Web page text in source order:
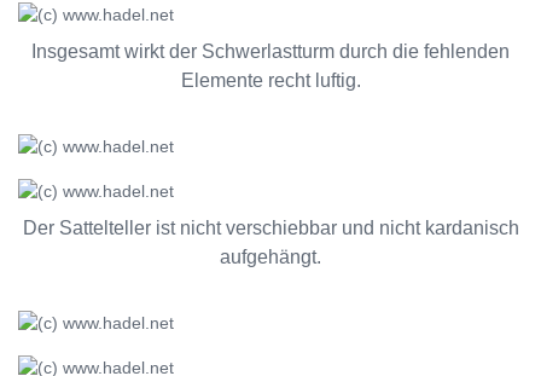
Insgesamt wirkt der Schwerlastturm durch die fehlenden
Elemente recht luftig.
Der Sattelteller ist nicht verschiebbar und nicht kardanisch
aufgehängt.